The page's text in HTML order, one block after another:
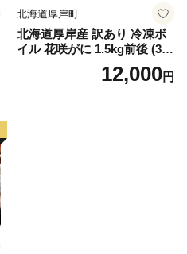
北海道厚岸町
北海道厚岸産 訳あり 冷凍ボ
イル 花咲がに 1.5kg前後 (3尾
～5尾入) 蟹 花咲ガニ 魚介類
魚介 [№5863-1090]12,000円